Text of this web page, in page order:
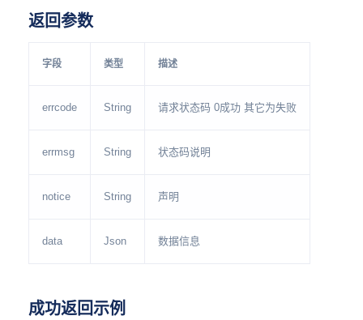
返回参数
字段 类型 描述
errcode String 请求状态码 0成功 其它为失败
errmsg String 状态码说明
notice String 声明
data Json 数据信息
成功返回示例